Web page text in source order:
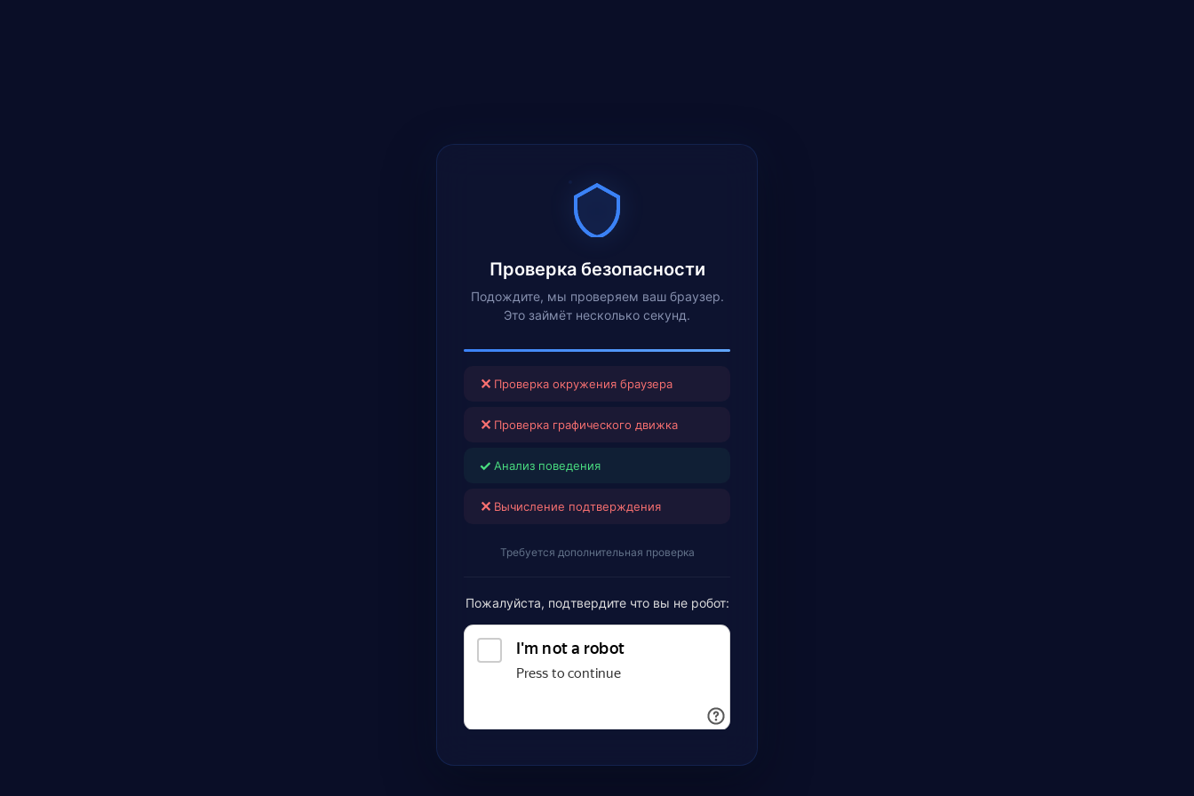
Проверка безопасности
Подождите, мы проверяем ваш браузер.
Это займёт несколько секунд.
✕ Проверка окружения браузера
✕ Проверка графического движка
✓ Анализ поведения
✕ Вычисление подтверждения
Требуется дополнительная проверка
Пожалуйста, подтвердите что вы не робот: